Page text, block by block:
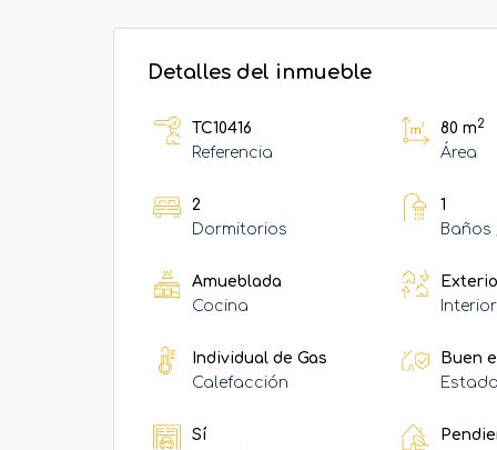
Detalles del inmueble
TC10416
Referencia
80 m2
Área
2
Dormitorios
1
Baños
Amueblada
Cocina
Individual de Gas
Calefacción
Buen
Sí